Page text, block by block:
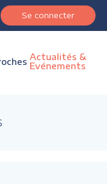
Se connecter
Actualités &
Evénements